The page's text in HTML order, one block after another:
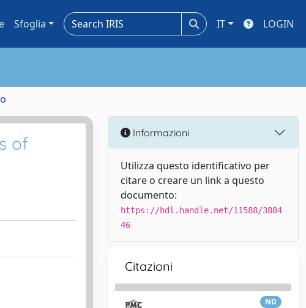
Sfoglia IT LOGIN
of
Informazioni
Utilizza questo identificativo per
citare o creare un link a questo
documento:
https://hdl.handle.net/11588/3884
46
Citazioni
ND